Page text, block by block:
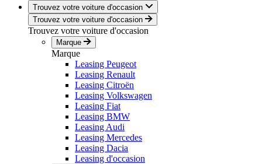
Trouvez votre voiture d'occasion
Trouvez votre voiture d'occasion
Trouvez votre voiture d'occasion
Marque
Marque
Leasing Peugeot
Leasing Renault
Leasing Citroën
Leasing Volkswagen
Leasing Fiat
Leasing BMW
Leasing Audi
Leasing Mercedes
Leasing Dacia
Leasing d'occasion